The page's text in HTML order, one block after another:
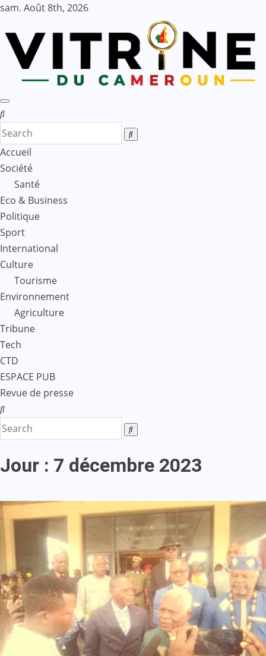
Skip
content
sam. Août 8th, 2026
Accueil
Société
Santé
Eco & Business
Politique
Sport
International
Culture
Tourisme
Environnement
Agriculture
Tribune
Tech
CTD
ESPACE PUB
Revue de presse
Jour : 7 décembre 2023